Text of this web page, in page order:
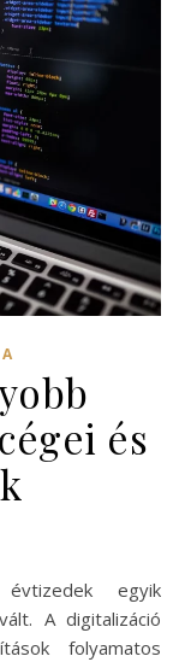
és
A digitalizáció
folyamatos